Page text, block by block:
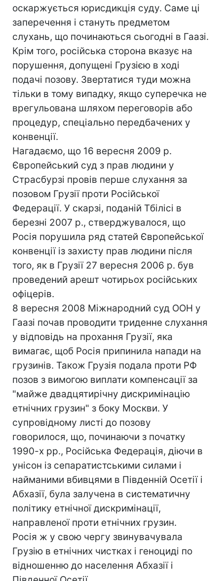
оскаржується юрисдикція суду. Саме ці
заперечення і стануть предметом
слухань, що починаються сьогодні в Гаазі.
Крім того, російська сторона вказує на
порушення, допущені Грузією в ході
подачі позову. Звертатися туди можна
тільки в тому випадку, якщо суперечка не
врегульована шляхом переговорів або
процедур, спеціально передбачених у
конвенції.
Нагадаємо, що 16 вересня 2009 р.
Європейський суд з прав людини у
Страсбурзі провів перше слухання за
позовом Грузії проти Російської
Федерації. У скарзі, поданій Тбілісі в
березні 2007 р., стверджувалося, що
Росія порушила ряд статей Європейської
конвенції із захисту прав людини після
того, як в Грузії 27 вересня 2006 р. був
проведений арешт чотирьох російських
офіцерів.
8 вересня 2008 Міжнародний суд ООН у
Гаазі почав проводити триденне слухання
у відповідь на прохання Грузії, яка
вимагає, щоб Росія припинила напади на
грузинів. Також Грузія подала проти РФ
позов з вимогою виплати компенсації за
"майже двадцятирічну дискримінацію
етнічних грузин" з боку Москви. У
супровідному листі до позову
говорилося, що, починаючи з початку
1990-х рр., Російська Федерація, діючи в
унісон із сепаратистськими силами і
найманими вбивцями в Південній Осетії і
Абхазії, була залучена в систематичну
політику етнічної дискримінації,
направленої проти етнічних грузин.
Росія ж у свою чергу звинувачувала
Грузію в етнічних чистках і геноциді по
відношенню до населення Абхазії і